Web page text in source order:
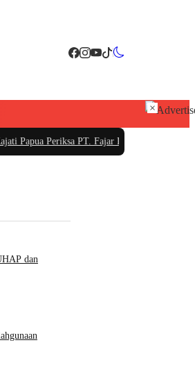
PT. Fajar Papua|PT Sarana Pembangunan
dan
×